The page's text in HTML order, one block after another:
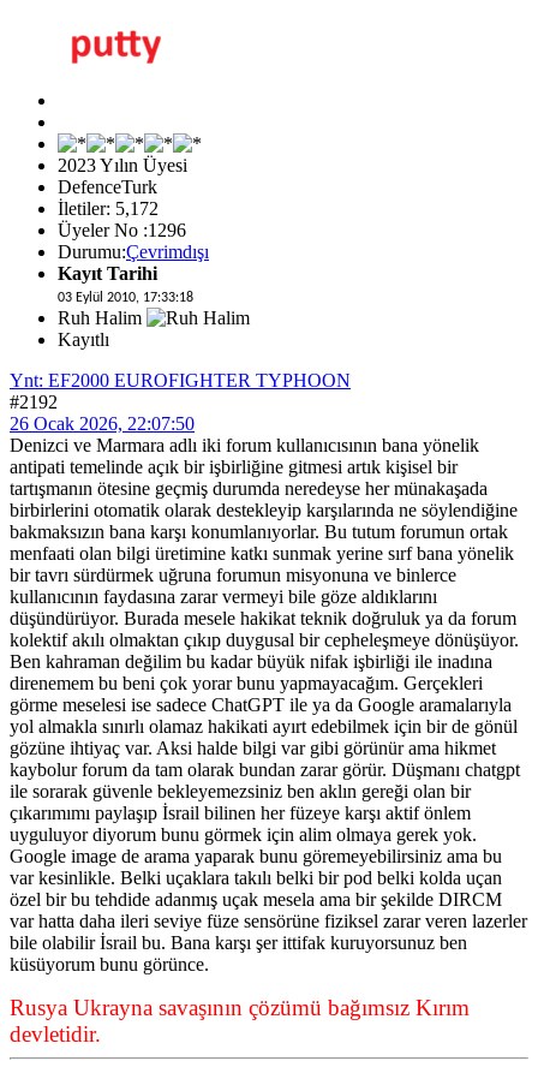
2023 Yılın Üyesi
DefenceTurk
İletiler: 5,172
Üyeler No :1296
Durumu:Çevrimdışı
Kayıt Tarihi
03 Eylül 2010, 17:33:18
Ruh Halim
Kayıtlı
Ynt: EF2000 EUROFIGHTER TYPHOON
#2192
26 Ocak 2026, 22:07:50
Denizci ve Marmara adlı iki forum kullanıcısının bana yönelik
antipati temelinde açık bir işbirliğine gitmesi artık kişisel bir
tartışmanın ötesine geçmiş durumda neredeyse her münakaşada
birbirlerini otomatik olarak destekleyip karşılarında ne söylendiğine
bakmaksızın bana karşı konumlanıyorlar. Bu tutum forumun ortak
menfaati olan bilgi üretimine katkı sunmak yerine sırf bana yönelik
bir tavrı sürdürmek uğruna forumun misyonuna ve binlerce
kullanıcının faydasına zarar vermeyi bile göze aldıklarını
düşündürüyor. Burada mesele hakikat teknik doğruluk ya da forum
kolektif akılı olmaktan çıkıp duygusal bir cepheleşmeye dönüşüyor.
Ben kahraman değilim bu kadar büyük nifak işbirliği ile inadına
direnemem bu beni çok yorar bunu yapmayacağım. Gerçekleri
görme meselesi ise sadece ChatGPT ile ya da Google aramalarıyla
yol almakla sınırlı olamaz hakikati ayırt edebilmek için bir de gönül
gözüne ihtiyaç var. Aksi halde bilgi var gibi görünür ama hikmet
kaybolur forum da tam olarak bundan zarar görür. Düşmanı chatgpt
ile sorarak güvenle bekleyemezsiniz ben aklın gereği olan bir
çıkarımımı paylaşıp İsrail bilinen her füzeye karşı aktif önlem
uyguluyor diyorum bunu görmek için alim olmaya gerek yok.
Google image de arama yaparak bunu göremeyebilirsiniz ama bu
var kesinlikle. Belki uçaklara takılı belki bir pod belki kolda uçan
özel bir bu tehdide adanmış uçak mesela ama bir şekilde DIRCM
var hatta daha ileri seviye füze sensörüne fiziksel zarar veren lazerler
bile olabilir İsrail bu. Bana karşı şer ittifak kuruyorsunuz ben
küsüyorum bunu görünce.
Rusya Ukrayna savaşının çözümü bağımsız Kırım
devletidir.